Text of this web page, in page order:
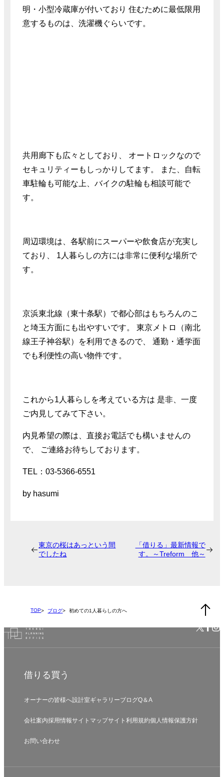
明・小型冷蔵庫が付いており 住むために最低限用
意するものは、洗濯機ぐらいです。
共用廊下も広々としており、 オートロックなので
セキュリティーもしっかりしてます。 また、自転
車駐輪も可能な上、バイクの駐輪も相談可能で
す。
周辺環境は、各駅前にスーパーや飲食店が充実し
ており、 1人暮らしの方には非常に便利な場所で
す。
京浜東北線（東十条駅）で都心部はもちろんのこ
と埼玉方面にも出やすいです。 東京メトロ（南北
線王子神谷駅）を利用できるので、 通勤・通学面
でも利便性の高い物件です。
これから1人暮らしを考えている方は 是非、一度
ご内見してみて下さい。
内見希望の際は、直接お電話でも構いませんの
で、 ご連絡お待ちしております。
TEL：03-5366-6551
by hasumi
東京の桜はあっという間
でしたね
「借りる」最新情報で
す。～Treform 他～
TOP ブログ 初めての1人暮らしの方へ
借りる 買う
オーナーの皆様へ設計室ギャラリーブログQ＆A
会社案内採用情報サイトマップサイト利用規約個人情報保護方針
お問い合わせ